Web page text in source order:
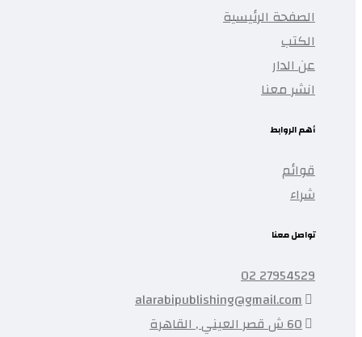
الصفحة الرئيسية
الكتب
عن الدار
انشر معنا
أهم الروابط
قوائم
شراء
تواصل معنا
27954529 02
alarabipublishing@gmail.com
60 ش قصر العيني , القاهرة